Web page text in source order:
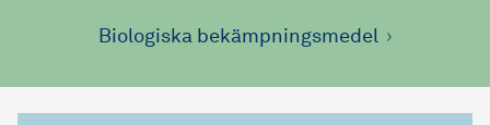
Biologiska bekämpningsmedel